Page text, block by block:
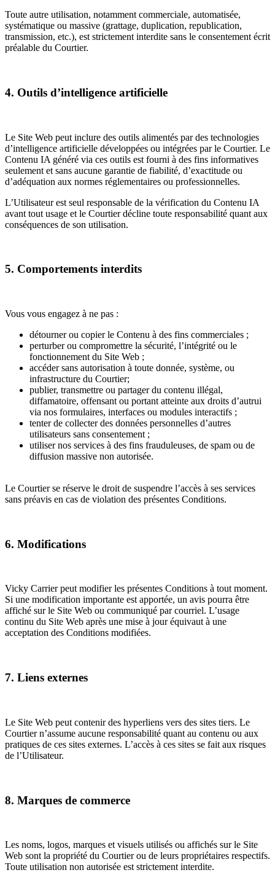
Toute autre utilisation, notamment commerciale, automatisée,
systématique ou massive (grattage, duplication, republication,
transmission, etc.), est strictement interdite sans le consentement écrit
préalable du Courtier.
4. Outils d’intelligence artificielle
Le Site Web peut inclure des outils alimentés par des technologies
d’intelligence artificielle développées ou intégrées par le Courtier. Le
Contenu IA généré via ces outils est fourni à des fins informatives
seulement et sans aucune garantie de fiabilité, d’exactitude ou
d’adéquation aux normes réglementaires ou professionnelles.
L’Utilisateur est seul responsable de la vérification du Contenu IA
avant tout usage et le Courtier décline toute responsabilité quant aux
conséquences de son utilisation.
5. Comportements interdits
Vous vous engagez à ne pas :
détourner ou copier le Contenu à des fins commerciales ;
perturber ou compromettre la sécurité, l’intégrité ou le
fonctionnement du Site Web ;
accéder sans autorisation à toute donnée, système, ou
infrastructure du Courtier;
publier, transmettre ou partager du contenu illégal,
diffamatoire, offensant ou portant atteinte aux droits d’autrui
via nos formulaires, interfaces ou modules interactifs ;
tenter de collecter des données personnelles d’autres
utilisateurs sans consentement ;
utiliser nos services à des fins frauduleuses, de spam ou de
diffusion massive non autorisée.
Le Courtier se réserve le droit de suspendre l’accès à ses services
sans préavis en cas de violation des présentes Conditions.
6. Modifications
Vicky Carrier peut modifier les présentes Conditions à tout moment.
Si une modification importante est apportée, un avis pourra être
affiché sur le Site Web ou communiqué par courriel. L’usage
continu du Site Web après une mise à jour équivaut à une
acceptation des Conditions modifiées.
7. Liens externes
Le Site Web peut contenir des hyperliens vers des sites tiers. Le
Courtier n’assume aucune responsabilité quant au contenu ou aux
pratiques de ces sites externes. L’accès à ces sites se fait aux risques
de l’Utilisateur.
8. Marques de commerce
Les noms, logos, marques et visuels utilisés ou affichés sur le Site
Web sont la propriété du Courtier ou de leurs propriétaires respectifs.
Toute utilisation non autorisée est strictement interdite.